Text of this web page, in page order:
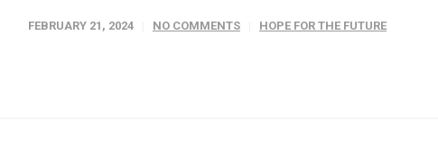
FEBRUARY 21, 2024 NO COMMENTS HOPE FOR THE FUTURE